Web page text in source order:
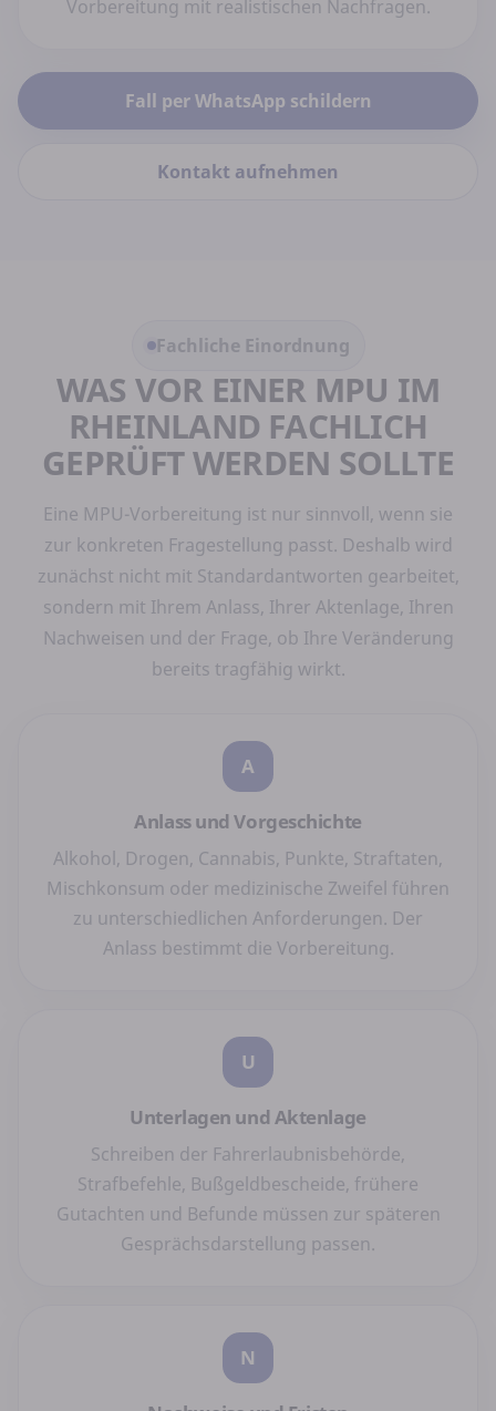
Vorbereitung mit realistischen Nachfragen.
Fall per WhatsApp schildern
Kontakt aufnehmen
Fachliche Einordnung
WAS VOR EINER MPU IM
RHEINLAND FACHLICH
GEPRÜFT WERDEN SOLLTE
Eine MPU-Vorbereitung ist nur sinnvoll, wenn sie
zur konkreten Fragestellung passt. Deshalb wird
zunächst nicht mit Standardantworten gearbeitet,
sondern mit Ihrem Anlass, Ihrer Aktenlage, Ihren
Nachweisen und der Frage, ob Ihre Veränderung
bereits tragfähig wirkt.
A
Anlass und Vorgeschichte
Alkohol, Drogen, Cannabis, Punkte, Straftaten,
Mischkonsum oder medizinische Zweifel führen
zu unterschiedlichen Anforderungen. Der
Anlass bestimmt die Vorbereitung.
U
Unterlagen und Aktenlage
Schreiben der Fahrerlaubnisbehörde,
Strafbefehle, Bußgeldbescheide, frühere
Gutachten und Befunde müssen zur späteren
Gesprächsdarstellung passen.
N